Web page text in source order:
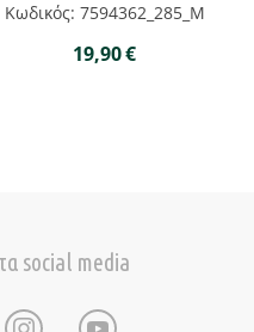
Κωδικός: 7594362_285_M
19,90€
social media